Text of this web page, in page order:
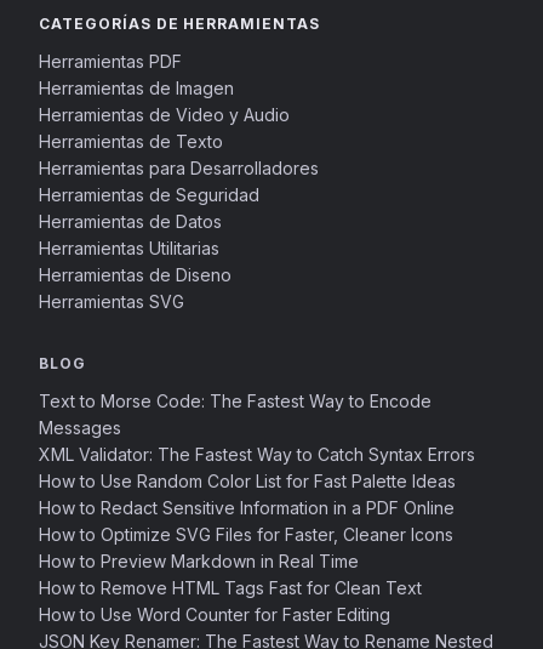
CATEGORÍAS DE HERRAMIENTAS
Herramientas PDF
Herramientas de Imagen
Herramientas de Video y Audio
Herramientas de Texto
Herramientas para Desarrolladores
Herramientas de Seguridad
Herramientas de Datos
Herramientas Utilitarias
Herramientas de Diseno
Herramientas SVG
BLOG
Text to Morse Code: The Fastest Way to Encode
Messages
XML Validator: The Fastest Way to Catch Syntax Errors
How to Use Random Color List for Fast Palette Ideas
How to Redact Sensitive Information in a PDF Online
How to Optimize SVG Files for Faster, Cleaner Icons
How to Preview Markdown in Real Time
How to Remove HTML Tags Fast for Clean Text
How to Use Word Counter for Faster Editing
JSON Key Renamer: The Fastest Way to Rename Nested